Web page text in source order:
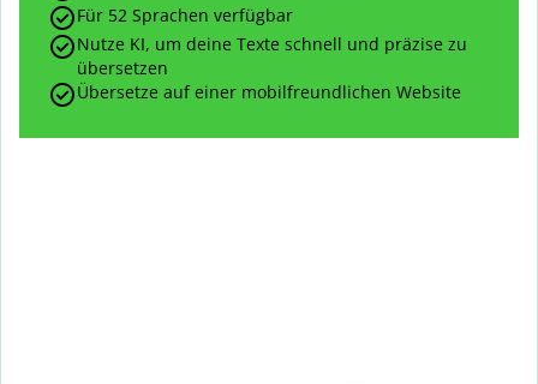
Für 52 Sprachen verfügbar
Nutze KI, um deine Texte schnell und präzise zu
übersetzen
Übersetze auf einer mobilfreundlichen Website